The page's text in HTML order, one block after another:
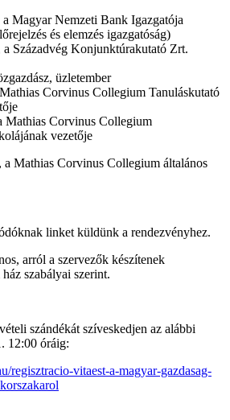
Magyar Nemzeti Bank Igazgatója
és elemzés igazgatóság)
Századvég Konjunktúrakutató Zrt.
üzletember
Corvinus Collegium Tanuláskutató
Mathias Corvinus Collegium
vezetője
a Mathias Corvinus Collegium általános
linket küldünk a rendezvényhez.
arról a szervezők készítenek
szabályai szerint.
szándékát szíveskedjen az alábbi
12:00 óráig:
regisztracio-vitaest-a-magyar-gazdasag-